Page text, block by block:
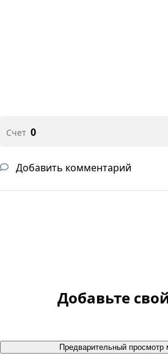
Счет 0
Добавить комментарий
Добавьте
Предварительный просмотр